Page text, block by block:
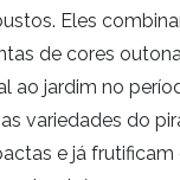
Eles
de cores
ao jardim no
variedades do
e já